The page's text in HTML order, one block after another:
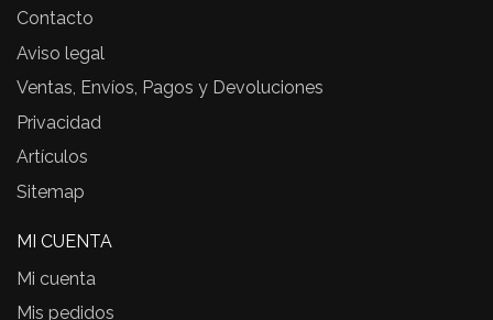
Contacto
Aviso legal
Ventas, Envíos, Pagos y Devoluciones
Privacidad
Artículos
Sitemap
MI CUENTA
Mi cuenta
Mis pedidos